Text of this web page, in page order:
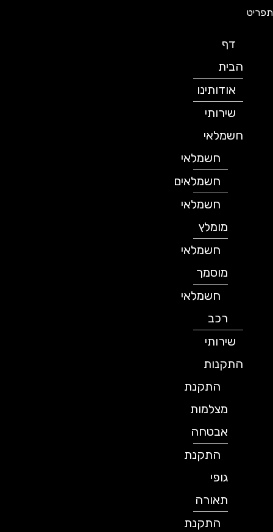
הבית
אודותינו
שירותי
חשמלאי
חשמלאי
חשמלאים
חשמלאי
מומלץ
חשמלאי
מוסמך
חשמלאי
שירותי
התקנות
התקנת
מצלמות
אבטחה
התקנת
תאורה
התקנת